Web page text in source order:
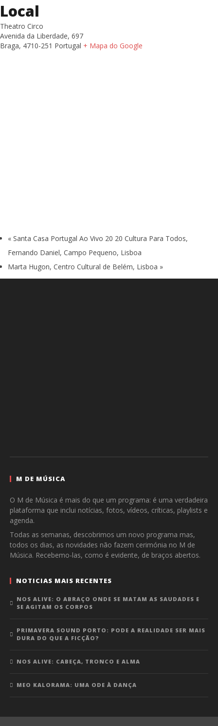
Local
Theatro Circo
Avenida da Liberdade, 697
Braga, 4710-251 Portugal + Mapa do Google
« Santa Casa Portugal Ao Vivo 20 20 Cultura Para Todos,
Fernando Daniel, Campo Pequeno, Lisboa
Marta Hugon, Centro Cultural de Belém, Lisboa »
M DE MÚSICA
O M de Música é mais do que um programa: é uma verdadeira
plataforma que inclui notícias, fotos, vídeos, críticas, playlists e
agenda.
Todas as semanas, descobrimos um novo programa mas,
todos os dias, as novidades não fazem cerimónia no M de
Música. Recebemo-las, como é evidente, de braços abertos.
NOTICIAS MAIS RECENTES
NOS ALIVE: O ABRAÇO ONDE SE MATAM AS SAUDADES E
SE AGITAM OS CORPOS
PRIMAVERA SOUND PORTO: PODE A REALIDADE SER MAIS
DURA DO QUE A FICÇÃO?
NOS ALIVE: CABEÇA, TRONCO E ALMA
MEO KALORAMA: UMA ODE À DANÇA